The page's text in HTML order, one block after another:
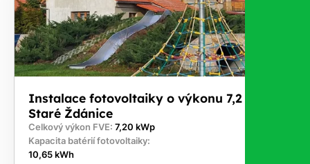
Instalace fotovoltaiky o výkonu 7,2 kWp -
Staré Ždánice
Celkový výkon FVE: 7,20 kWp
Kapacita batérií fotovoltaiky:
10,65 kWh